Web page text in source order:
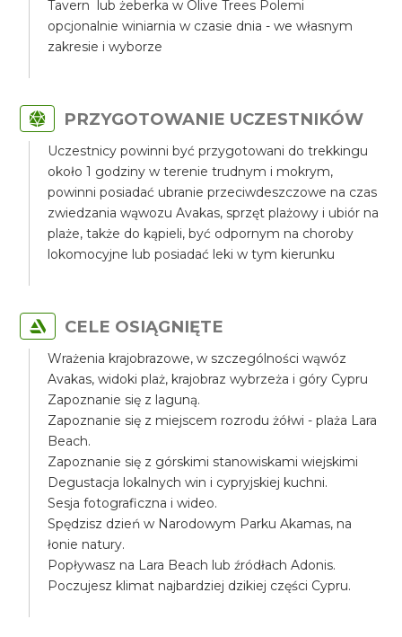
Tavern lub żeberka w Olive Trees Polemi
opcjonalnie winiarnia w czasie dnia - we własnym
zakresie i wyborze
PRZYGOTOWANIE UCZESTNIKÓW
Uczestnicy powinni być przygotowani do trekkingu
około 1 godziny w terenie trudnym i mokrym,
powinni posiadać ubranie przeciwdeszczowe na czas
zwiedzania wąwozu Avakas, sprzęt plażowy i ubiór na
plaże, także do kąpieli, być odpornym na choroby
lokomocyjne lub posiadać leki w tym kierunku
CELE OSIĄGNIĘTE
Wrażenia krajobrazowe, w szczególności wąwóz
Avakas, widoki plaż, krajobraz wybrzeża i góry Cypru
Zapoznanie się z laguną.
Zapoznanie się z miejscem rozrodu żółwi - plaża Lara
Beach.
Zapoznanie się z górskimi stanowiskami wiejskimi
Degustacja lokalnych win i cypryjskiej kuchni.
Sesja fotograficzna i wideo.
Spędzisz dzień w Narodowym Parku Akamas, na
łonie natury.
Popływasz na Lara Beach lub źródłach Adonis.
Poczujesz klimat najbardziej dzikiej części Cypru.